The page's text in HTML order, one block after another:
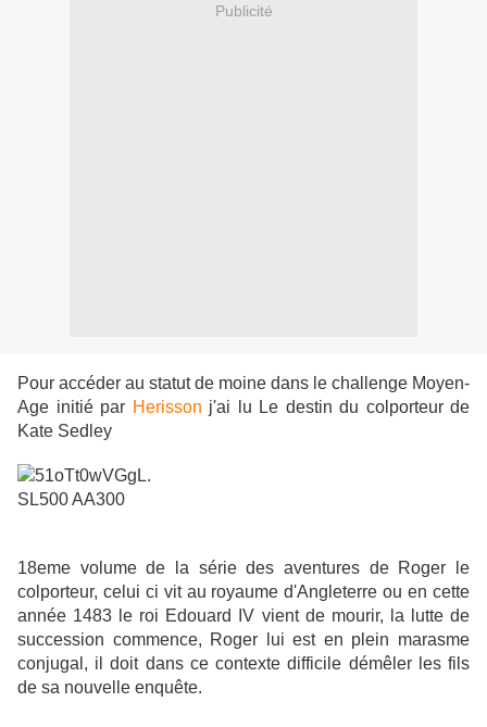
Publicité
Pour accéder au statut de moine dans le challenge Moyen-
Age initié par Herisson j'ai lu Le destin du colporteur de
Kate Sedley
18eme volume de la série des aventures de Roger le
colporteur, celui ci vit au royaume d'Angleterre ou en cette
année 1483 le roi Edouard IV vient de mourir, la lutte de
succession commence, Roger lui est en plein marasme
conjugal, il doit dans ce contexte difficile démêler les fils
de sa nouvelle enquête.